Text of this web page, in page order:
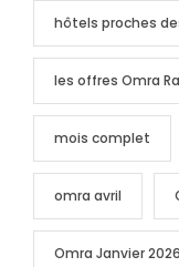
hôtels proches
les offres Omra
mois complet
omra avril
Omra Janvier